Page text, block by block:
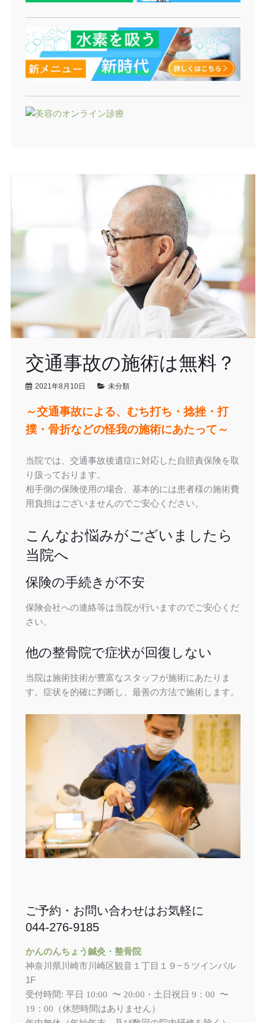
交通事故の施術は無料？
2021年8月10日 未分類
～交通事故による、むち打ち・捻挫・打
撲・骨折などの怪我の施術にあたって～
当院では、交通事故後遺症に対応した自賠責保険を取
り扱っております。
相手側の保険使用の場合、基本的には患者様の施術費
用負担はございませんのでご安心ください。
こんなお悩みがございましたら
当院へ
保険の手続きが不安
保険会社への連絡等は当院が行いますのでご安心くだ
さい。
他の整骨院で症状が回復しない
当院は施術技術が豊富なスタッフが施術にあたりま
す。症状を的確に判断し、最善の方法で施術します。
ご予約・お問い合わせはお気軽に
044-276-9185
かんのんちょう鍼灸・整骨院
神奈川県川崎市川崎区観音１丁目１９−５ツインパル
1F
受付時間: 平日 10:00 〜 20:00・ 土日祝日 9：00 〜
19：00 （休憩時間はありません）